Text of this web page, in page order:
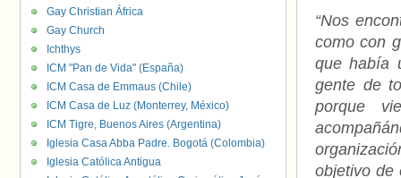
“Nos
como con
que había
gente de
porque
objetivo de
Gay Christian África
Gay Church
Ichthys
ICM "Pan de Vida" (España)
ICM Casa de Emmaus (Chile)
ICM Casa de Luz (Monterrey, México)
ICM Tigre, Buenos Aires (Argentina)
Iglesia Casa Abba Padre. Bogotá (Colombia)
Iglesia Católica Antigua